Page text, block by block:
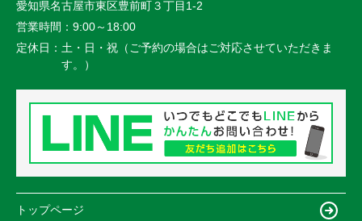
愛知県名古屋市東区豊前町３丁目1-2
営業時間： 9:00～18:00
定休日： 土・日・祝（ご予約の場合はご対応させていただきま
す。）
トップページ